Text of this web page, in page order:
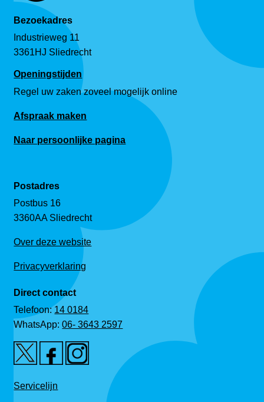
Bezoekadres
Industrieweg 11
3361HJ Sliedrecht
Openingstijden
Regel uw zaken zoveel mogelijk online
Afspraak maken
Naar persoonlijke pagina
Postadres
Postbus 16
3360AA Sliedrecht
Over deze website
Privacyverklaring
Direct contact
Telefoon:14 0184
WhatsApp:06- 3643 2597
Servicelijn